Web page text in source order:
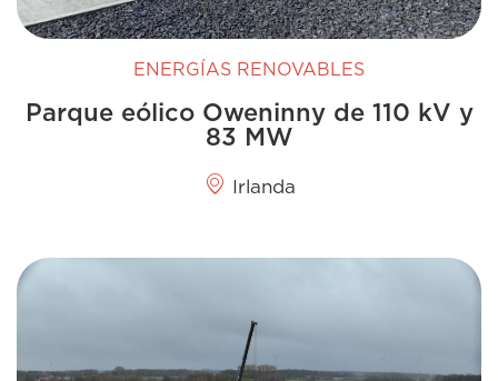
ENERGÍAS RENOVABLES
Parque eólico Oweninny de 110 kV y
83 MW
Irlanda